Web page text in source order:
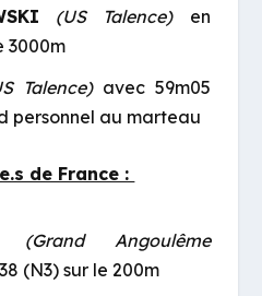
(US Talence) en
3000m
Talence)avec 59m05
personnel au marteau
de France :
(Grand Angoulême
(N3) sur le 200m